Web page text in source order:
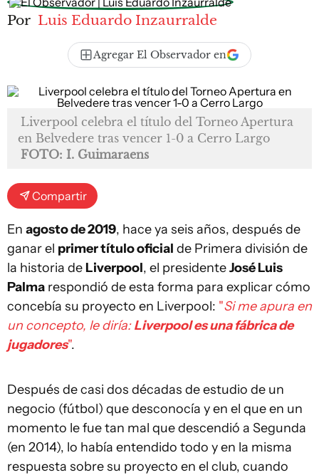
Por Luis Eduardo Inzaurralde
Agregar El Observador en
Liverpool celebra el título del Torneo Apertura
en Belvedere tras vencer 1-0 a Cerro Largo
FOTO: I. Guimaraens
Compartir
En agosto de 2019, hace ya seis años, después de
ganar el primer título oficial de Primera división de
la historia de Liverpool, el presidenteJosé Luis
Palma respondió de esta forma para explicar cómo
concebía su proyecto en Liverpool: "Si me apura en
un concepto, le diría:Liverpool es una fábrica de
jugadores".
Después de casi dos décadas de estudio de un
negocio (fútbol) que desconocía y en el que en un
momento le fue tan mal que descendió a Segunda
(en 2014), lo había entendido todo y en la misma
respuesta sobre su proyecto en el club, cuando